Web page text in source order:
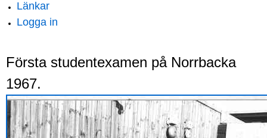
Länkar
Logga in
Första studentexamen på Norrbacka
1967.